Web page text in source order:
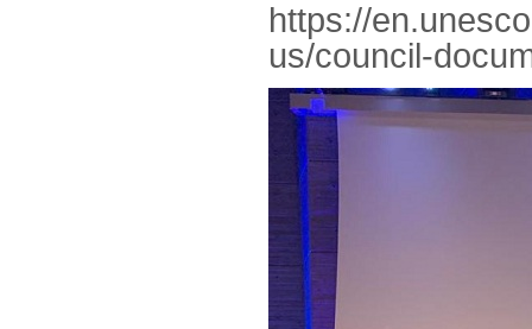
https://
us/council-